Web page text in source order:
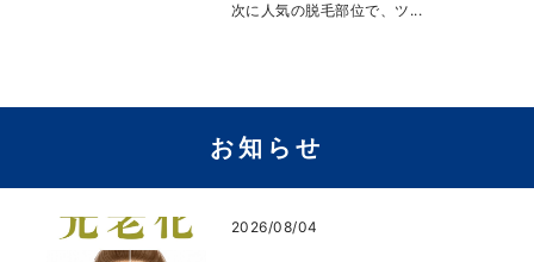
次に人気の脱毛部位で、ツ...
お知らせ
2026/08/04